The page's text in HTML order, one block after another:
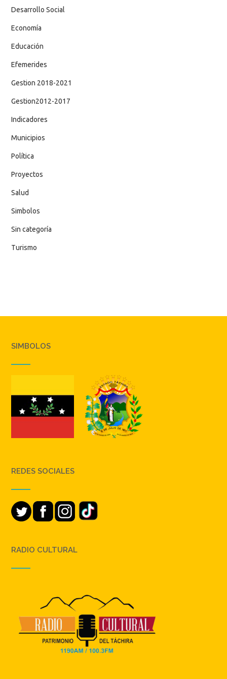
Desarrollo Social
Economía
Educación
Efemerides
Gestion 2018-2021
Gestion2012-2017
Indicadores
Municipios
Política
Proyectos
Salud
Simbolos
Sin categoría
Turismo
SIMBOLOS
REDES SOCIALES
RADIO CULTURAL